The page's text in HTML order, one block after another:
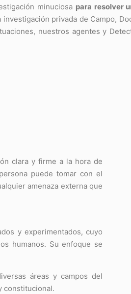
minuciosa para resolver
investigación privada de Campo,
nuestros agentes y
clara y firme a la hora de
puede tomar con el
amenaza externa que
y experimentados, cuyo
humanos. Su enfoque se
áreas y campos del
constitucional.